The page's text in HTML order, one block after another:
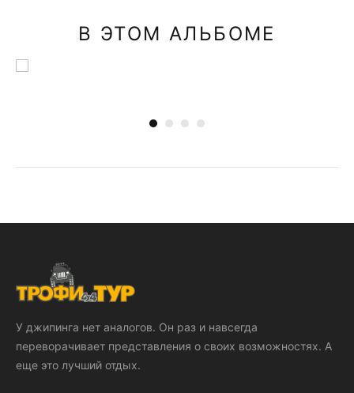
В ЭТОМ АЛЬБОМЕ
У джипинга нет аналогов. Он раз и навсегда
переворачивает представления о своих возможностях. А
еще это лучший отдых.